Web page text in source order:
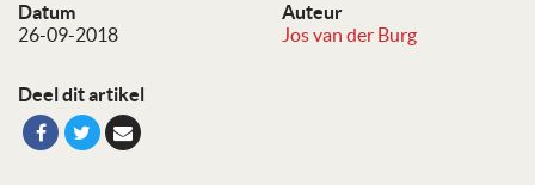
Datum
26-09-2018
Auteur
Jos van der Burg
Deel dit artikel